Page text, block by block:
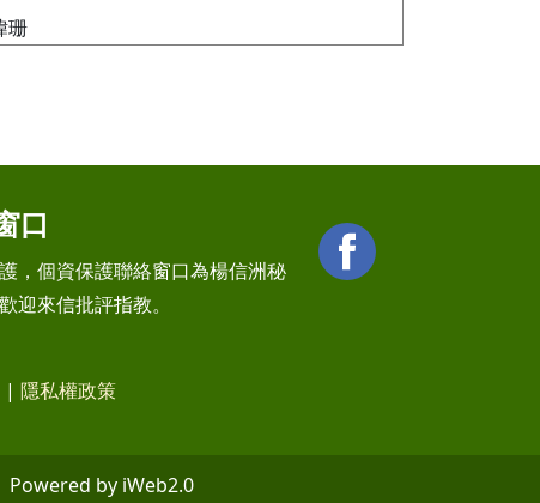
珊
口
，個資保護聯絡窗口為楊信洲秘
迎來信批評指教。
| 隱私權政策
by iWeb2.0